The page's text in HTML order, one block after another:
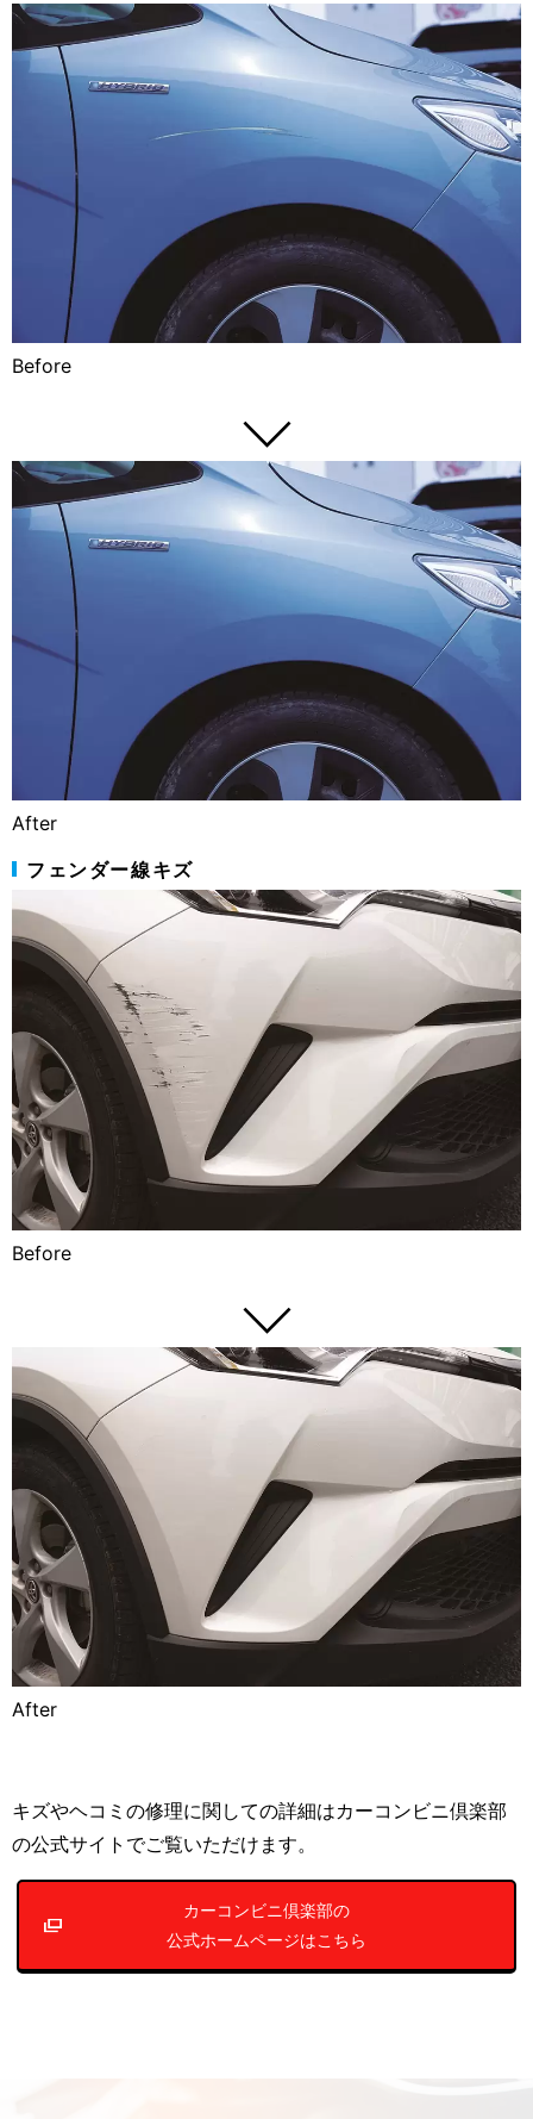
Before
After
フェンダー線キズ
Before
After
キズやヘコミの修理に関しての詳細はカーコンビニ倶楽部
の公式サイトでご覧いただけます。
カーコンビニ倶楽部の
公式ホームページはこちら